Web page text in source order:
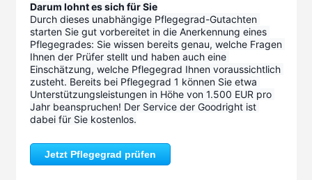
Darum lohnt es sich für Sie
Durch dieses unabhängige Pflegegrad-Gutachten
starten Sie gut vorbereitet in die Anerkennung eines
Pflegegrades: Sie wissen bereits genau, welche Fragen
Ihnen der Prüfer stellt und haben auch eine
Einschätzung, welche Pflegegrad Ihnen voraussichtlich
zusteht. Bereits bei Pflegegrad 1 können Sie etwa
Unterstützungsleistungen in Höhe von 1.500 EUR pro
Jahr beanspruchen! Der Service der Goodright ist
dabei für Sie kostenlos.
Jetzt Pflegegrad prüfen